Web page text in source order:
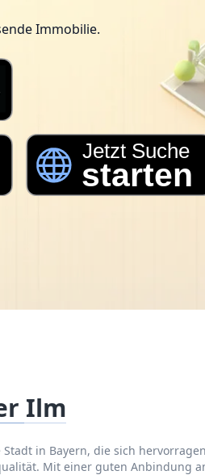
Immobilie.
Ilm
in Bayern, die sich
Mit einer guten Anbindung